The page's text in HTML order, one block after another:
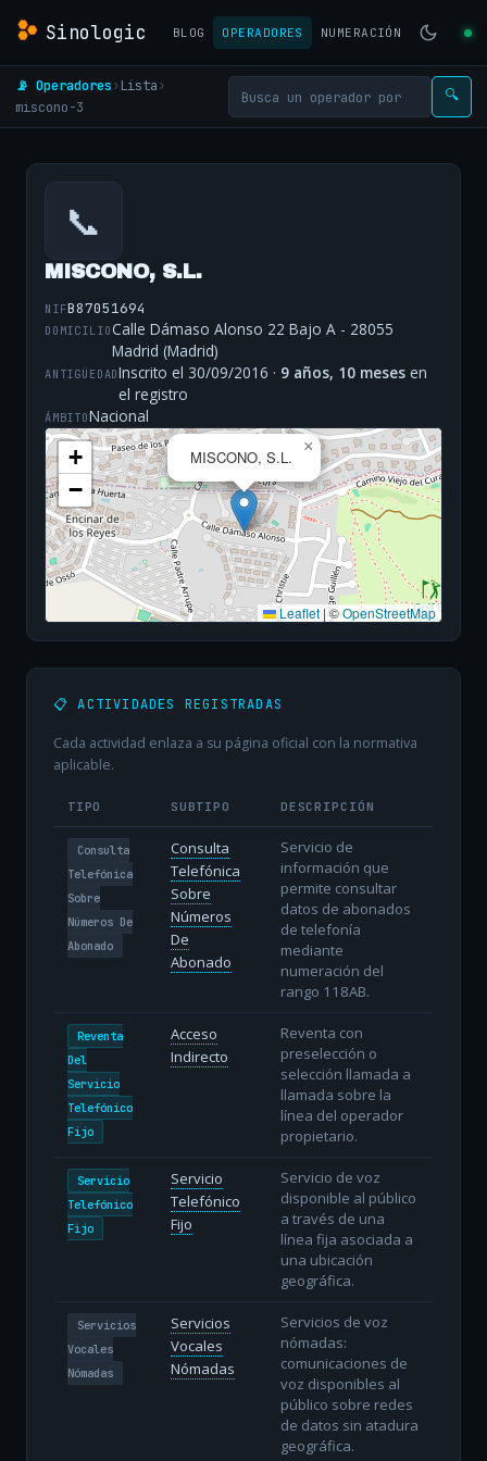
Sinologic BLOG OPERADORES NUMERACIÓN
📡 Operadores› Lista›
miscono-3
🔍
📞
MISCONO, S.L.
NIFB87051694
DOMICILIOCalle Dámaso Alonso 22 Bajo A - 28055
Madrid (Madrid)
ANTIGÜEDADInscrito el 30/09/2016 · 9 años, 10 meses en
el registro
ÁMBITONacional
MISCONO, S.L.
×
+
−
Leaflet |©OpenStreetMap
📋 ACTIVIDADES REGISTRADAS
Cada actividad enlaza a su página oficial con la normativa
aplicable.
TIPO SUBTIPO DESCRIPCIÓN
Consulta
Telefónica
Sobre
Números De
Abonado
Consulta
Telefónica
Sobre
Números
De
Abonado
Servicio de
información que
permite consultar
datos de abonados
de telefonía
mediante
numeración del
rango 118AB.
Reventa
Del
Servicio
Telefónico
Fijo
Acceso
Indirecto
Reventa con
preselección o
selección llamada a
llamada sobre la
línea del operador
propietario.
Servicio
Telefónico
Fijo
Servicio
Telefónico
Fijo
Servicio de voz
disponible al público
a través de una
línea fija asociada a
una ubicación
geográfica.
Servicios
Vocales
Nómadas
Servicios
Vocales
Nómadas
Servicios de voz
nómadas:
comunicaciones de
voz disponibles al
público sobre redes
de datos sin atadura
geográfica.